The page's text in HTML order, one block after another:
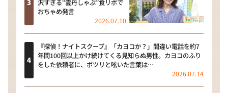
沢すぎる“雲丹しゃぶ”食リポで
おちゃめ発言
2026.07.10
『探偵！ナイトスクープ』「カヨコか？」間違い電話を約7
年間100回以上かけ続けてくる見知らぬ男性。カヨコのふり
をした依頼者に、ポツリと呟いた言葉は…
2026.07.14